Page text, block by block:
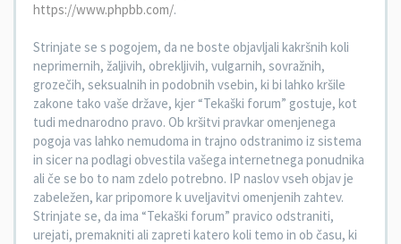
https://www.phpbb.com/.
Strinjate se s pogojem, da ne boste objavljali kakršnih koli
neprimernih, žaljivih, obrekljivih, vulgarnih, sovražnih,
grozečih, seksualnih in podobnih vsebin, ki bi lahko kršile
zakone tako vaše države, kjer “Tekaški forum” gostuje, kot
tudi mednarodno pravo. Ob kršitvi pravkar omenjenega
pogoja vas lahko nemudoma in trajno odstranimo iz sistema
in sicer na podlagi obvestila vašega internetnega ponudnika
ali če se bo to nam zdelo potrebno. IP naslov vseh objav je
zabeležen, kar pripomore k uveljavitvi omenjenih zahtev.
Strinjate se, da ima “Tekaški forum” pravico odstraniti,
urejati, premakniti ali zapreti katero koli temo in ob času, ki